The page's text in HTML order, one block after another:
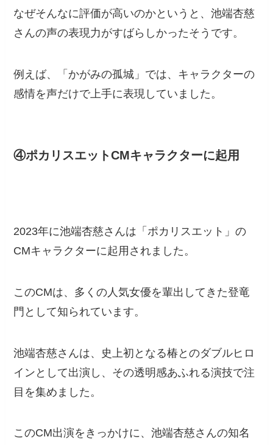
なぜそんなに評価が高いのかというと、池端杏慈
さんの声の表現力がすばらしかったそうです。
例えば、「かがみの孤城」では、キャラクターの
感情を声だけで上手に表現していました。
④ポカリスエットCMキャラクターに起用
2023年に池端杏慈さんは「ポカリスエット」の
CMキャラクターに起用されました。
このCMは、多くの人気女優を輩出してきた登竜
門として知られています。
池端杏慈さんは、史上初となる椿とのダブルヒロ
インとして出演し、その透明感あふれる演技で注
目を集めました。
このCM出演をきっかけに、池端杏慈さんの知名